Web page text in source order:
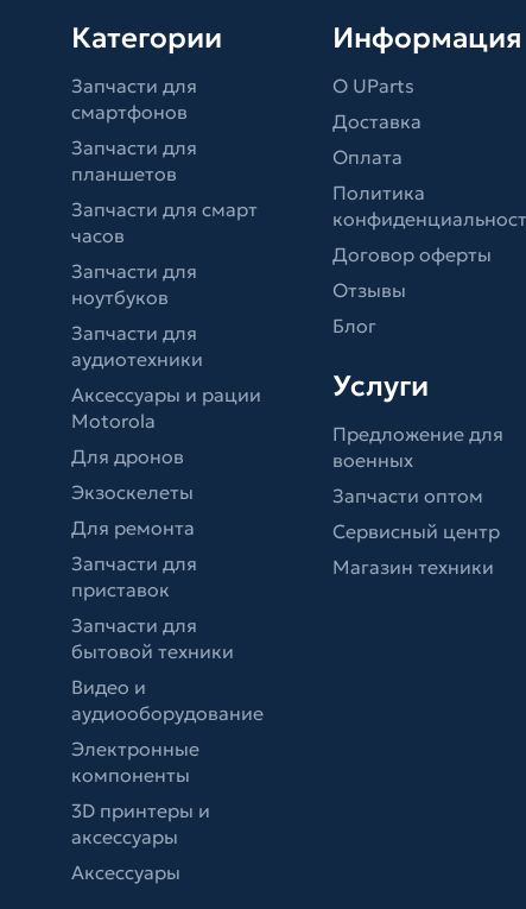
Категории
Запчасти для
смартфонов
Запчасти для
планшетов
Запчасти для смарт
часов
Запчасти для
ноутбуков
Запчасти для
аудиотехники
Аксессуары и рации
Motorola
Для дронов
Экзоскелеты
Для ремонта
Запчасти для
приставок
Запчасти для
бытовой техники
Видео и
аудиооборудование
Электронные
компоненты
3D принтеры и
аксессуары
Аксессуары
Информация
О UParts
Доставка
Оплата
Политика
Договор оферты
Отзывы
Блог
Услуги
Предложение для
военных
Запчасти оптом
Сервисный центр
Магазин техники